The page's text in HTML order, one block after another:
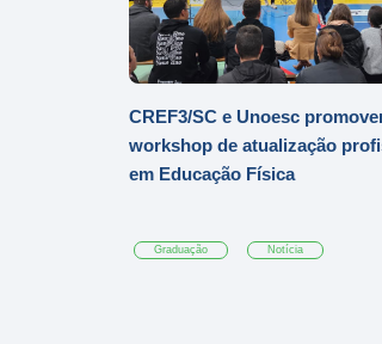
CREF3/SC e Unoesc
workshop de atualização
em Educação Física
Graduação Notícia